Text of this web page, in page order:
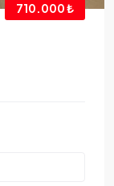
710.000 ₺